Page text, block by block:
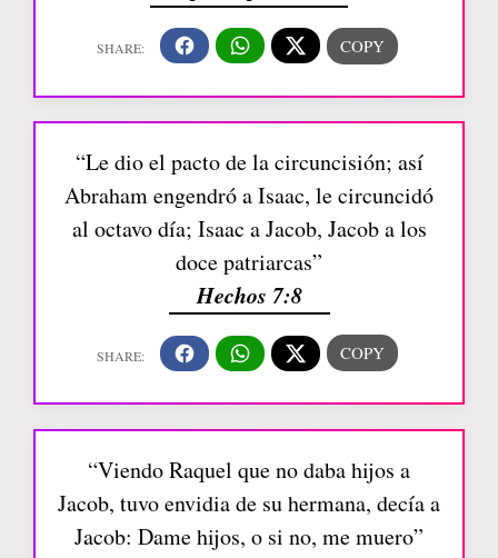
“Le dio el pacto de la circuncisión; así
Abraham engendró a Isaac, le circuncidó
al octavo día; Isaac a Jacob, Jacob a los
doce patriarcas”
Hechos 7:8
“Viendo Raquel que no daba hijos a
Jacob, tuvo envidia de su hermana, decía a
Jacob: Dame hijos, o si no, me muero”